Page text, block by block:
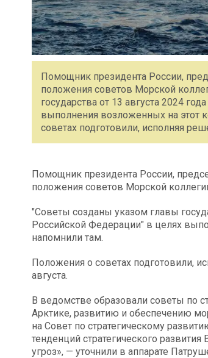
Помощник президента России,
положения советов Морской
государства от 13 августа 2024
выполнения возложенных на этот
советах подготовили, исполняя
Помощник президента России,
положения советов Морской
"Советы созданы указом главы
Российской Федерации" в целях
напомнили там.
Положения о советах подготовили,
августа.
В ведомстве образовали советы по
Арктике, развитию и обеспечению
на Совет по стратегическому
тенденций стратегического
угроз», — уточнили в аппарате